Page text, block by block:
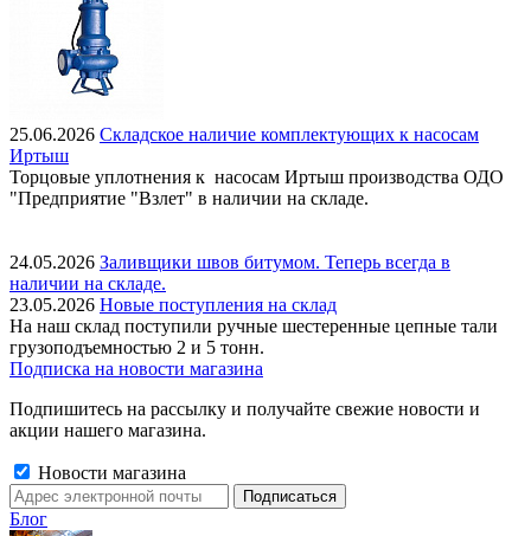
25.06.2026 Складское наличие комплектующих к насосам
Иртыш
Торцовые уплотнения к насосам Иртыш производства ОДО
"Предприятие "Взлет" в наличии на складе.
24.05.2026 Заливщики швов битумом. Теперь всегда в
наличии на складе.
23.05.2026 Новые поступления на склад
На наш склад поступили ручные шестеренные цепные тали
грузоподъемностью 2 и 5 тонн.
Подписка на новости магазина
Подпишитесь на рассылку и получайте свежие новости и
акции нашего магазина.
Новости магазина
Блог